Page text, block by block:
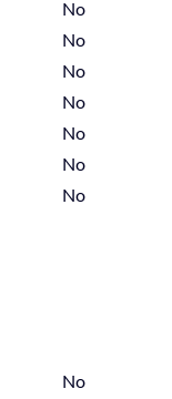
No
No
No
No
No
No
No
No